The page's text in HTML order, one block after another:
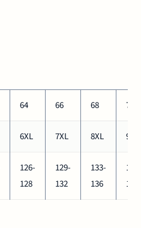
64 66 68 70
6XL 7XL 8XL 9XL
126-
128
129-
132
133-
136
140